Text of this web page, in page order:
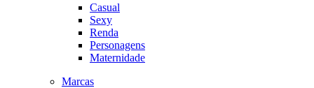
Casual
Sexy
Renda
Personagens
Maternidade
Marcas